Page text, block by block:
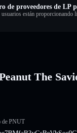
de proveedores de LP
están proporcionando
The
de PNUT